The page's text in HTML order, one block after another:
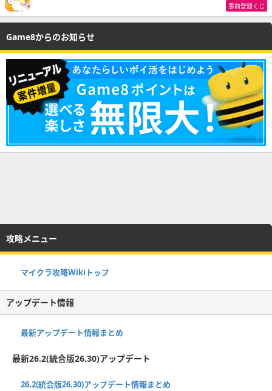
事前登録くじ
Game8からのお知らせ
攻略メニュー
マイクラ攻略Wikiトップ
アップデート情報
最新アップデート情報まとめ
最新26.2(統合版26.30)アップデート
26.2(統合版26.30)アップデート情報まとめ